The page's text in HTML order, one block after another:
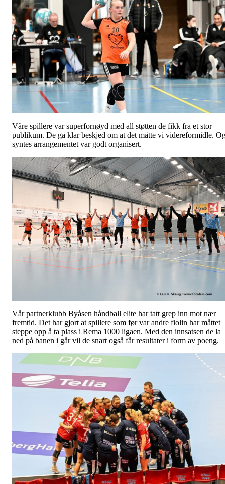
Våre spillere var superfornøyd med all støtten de fikk fra et stor
publikum. De ga klar beskjed om at det måtte vi videreformidle.
syntes arrangementet var godt organisert.
Vår partnerklubb Byåsen håndball elite har tatt grep inn mot nær
fremtid. Det har gjort at spillere som før var andre fiolin har måttet
steppe opp å ta plass i Rema 1000 ligaen. Med den innsatsen de la
ned på banen i går vil de snart også får resultater i form av poeng.